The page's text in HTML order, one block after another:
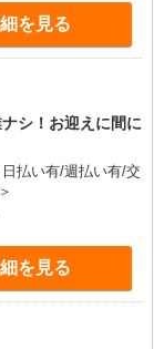
を見る
シ！お迎えに間に
払い有/週払い有/交
を見る